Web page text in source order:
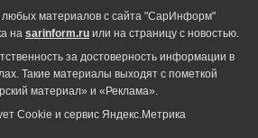
любых материалов с сайта "СарИнформ"
на sarinform.ru или на страницу с новостью.
за достоверность информации в
Такие материалы выходят с пометкой
материал» и «Реклама».
Cookie и сервиc Яндекс.Метрика